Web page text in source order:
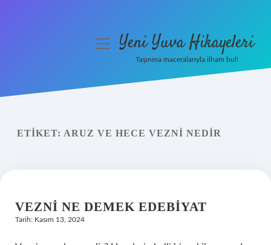
Yasal Uyarı
menüyüYeni Yuva Hikayeleri
Taşınma maceralarıyla ilham bul!
ETIKET: ARUZ VE HECE VEZNI NEDIR
VEZNI NE DEMEK EDEBIYAT
Tarih: Kasım 13, 2024